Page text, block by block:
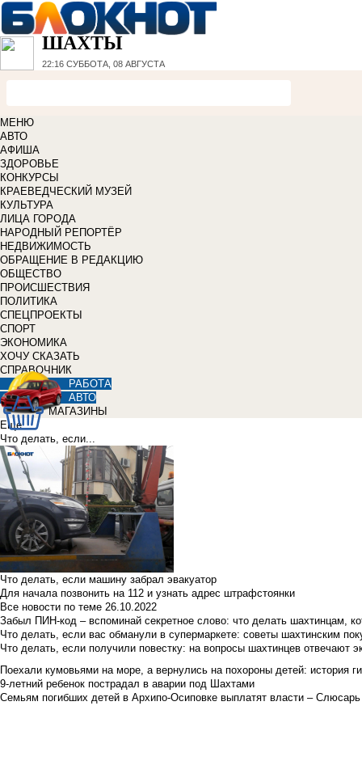
ШАХТЫ
22:16 СУББОТА, 08 АВГУСТА
МЕНЮ
АВТО
АФИША
ЗДОРОВЬЕ
КОНКУРСЫ
КРАЕВЕДЧЕСКИЙ МУЗЕЙ
КУЛЬТУРА
ЛИЦА ГОРОДА
НАРОДНЫЙ РЕПОРТЁР
НЕДВИЖИМОСТЬ
ОБРАЩЕНИЕ В РЕДАКЦИЮ
ОБЩЕСТВО
ПРОИСШЕСТВИЯ
ПОЛИТИКА
СПЕЦПРОЕКТЫ
СПОРТ
ЭКОНОМИКА
ХОЧУ СКАЗАТЬ
СПРАВОЧНИК
РАБОТА
АВТО
МАГАЗИНЫ
Еще
Что делать, если...
Что делать, если машину забрал эвакуатор
Для начала позвонить на 112 и узнать адрес штрафстоянки
Все новости по теме 26.10.2022
Забыл ПИН-код – вспоминай секретное слово: что делать шахтинцам,
Что делать, если вас обманули в супермаркете: советы шахтинским
Что делать, если получили повестку: на вопросы шахтинцев отвечают
Поехали кумовьями на море, а вернулись на похороны детей: история
9-летний ребенок пострадал в аварии под Шахтами
Семьям погибших детей в Архипо-Осиповке выплатят власти – Слюсарь